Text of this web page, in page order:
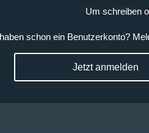
Um schreiben
schon ein Benutzerkonto?
Jetzt anmelden